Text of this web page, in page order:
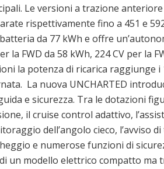
Le versioni a trazione
rispettivamente fino a 451 e
da 77 kWh e offre
la FWD da 58 kWh, 224 CV per la
la potenza di ricarica raggiunge
La nuova UNCHARTED
e sicurezza. Tra le dotazioni
il cruise control adattivo,
dell’angolo cieco, l’avviso
e numerose funzioni di
un modello elettrico compatto ma